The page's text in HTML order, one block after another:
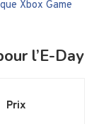
Xbox Game
l’E-Day
Prix